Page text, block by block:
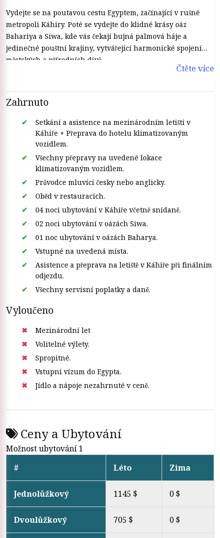
Vydejte se na poutavou cestu Egyptem, začínající v rušné
metropoli Káhiry. Poté se vydejte do klidné krásy oáz
Bahariya a Siwa, kde vás čekají bujná palmová háje a
jedinečné pouštní krajiny, vytvářející harmonické spojení
městských a přírodních divů.
Čtěte více
Zahrnuto
Setkání a asistence na mezinárodním letišti v
Káhiře + Přeprava do hotelu klimatizovaným
vozidlem.
Všechny přepravy na uvedené lokace
klimatizovaným vozidlem.
Průvodce mluvící česky nebo anglicky.
Oběd v restauracích.
04 noci ubytování v Káhiře včetně snídaně.
02 noci ubytování v oázách Siwa.
01 noc ubytování v oázách Baharya.
Vstupné na uvedená místa.
Asistence a přeprava na letiště v Káhiře při finálním
odjezdu.
Všechny servisní poplatky a daně.
Vyloučeno
Mezinárodní let
Volitelné výlety.
Spropitné.
Vstupní vízum do Egypta.
Jídlo a nápoje nezahrnuté v ceně.
Ceny a Ubytování
Možnost ubytování 1
#
Léto Zima
Jednolůžkový 1145 $ 0 $
Dvoulůžkový 705 $ 0 $